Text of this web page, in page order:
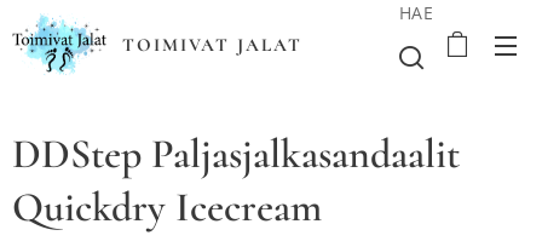
TOIMIVAT JALAT
HAE
DDStep Paljasjalkasandaalit
Quickdry Icecream